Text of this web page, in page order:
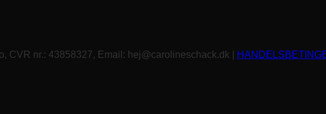
CVR nr.: 43858327, Email: hej@carolineschack.dk |